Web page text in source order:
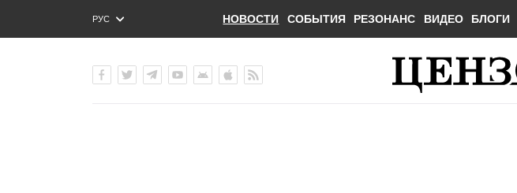
РУС
ENG
НОВОСТИ СОБЫТИЯ РЕЗОНАНС ВИДЕО БЛОГИ